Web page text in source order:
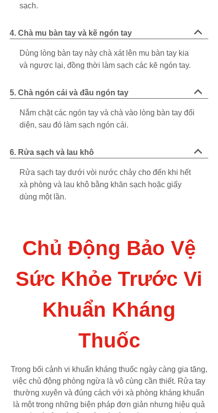
sạch.
4. Chà mu bàn tay và kẽ ngón tay
Dùng lòng bàn tay này chà xát lên mu bàn tay kia
và ngược lại, đồng thời làm sạch các kẽ ngón tay.
5. Chà ngón cái và đầu ngón tay
Nắm chặt các ngón tay và chà vào lòng bàn tay đối
diện, sau đó làm sạch ngón cái.
6. Rửa sạch và lau khô
Rửa sạch tay dưới vòi nước chảy cho đến khi hết
xà phòng và lau khô bằng khăn sạch hoặc giấy
dùng một lần.
Chủ Động Bảo Vệ
Sức Khỏe Trước Vi
Khuẩn Kháng
Thuốc
Trong bối cảnh vi khuẩn kháng thuốc ngày càng gia tăng,
việc chủ động phòng ngừa là vô cùng cần thiết. Rửa tay
thường xuyên và đúng cách với xà phòng kháng khuẩn
là một trong những biện pháp đơn giản nhưng hiệu quả